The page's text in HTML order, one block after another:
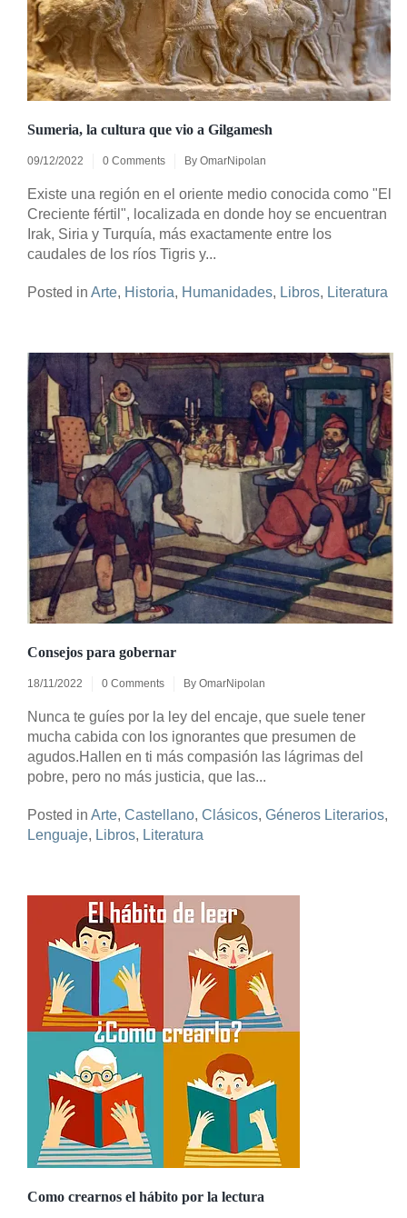
Sumeria, la cultura que vio a Gilgamesh
09/12/2022 0 Comments By OmarNipolan
Existe una región en el oriente medio conocida como "El
Creciente fértil", localizada en donde hoy se encuentran
Irak, Siria y Turquía, más exactamente entre los
caudales de los ríos Tigris y...
Posted in Arte, Historia, Humanidades, Libros, Literatura
Consejos para gobernar
18/11/2022 0 Comments By OmarNipolan
Nunca te guíes por la ley del encaje, que suele tener
mucha cabida con los ignorantes que presumen de
agudos.Hallen en ti más compasión las lágrimas del
pobre, pero no más justicia, que las...
Posted in Arte, Castellano, Clásicos, Géneros Literarios,
Lenguaje, Libros, Literatura
Como crearnos el hábito por la lectura